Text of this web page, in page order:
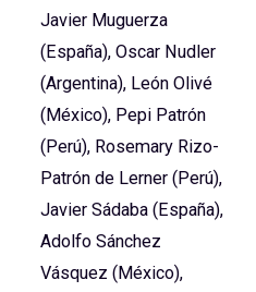
Javier Muguerza
(España), Oscar Nudler
(Argentina), León Olivé
(México), Pepi Patrón
(Perú), Rosemary Rizo-
Patrón de Lerner (Perú),
Javier Sádaba (España),
Adolfo Sánchez
Vásquez (México),